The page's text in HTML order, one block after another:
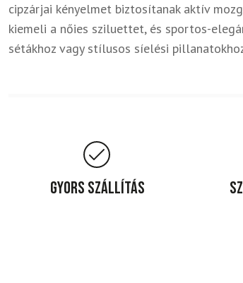
cipzárjai kényelmet biztosítanak aktív
kiemeli a nőies sziluettet, és sportos-
sétákhoz vagy stílusos síelési
Gyors szállítás